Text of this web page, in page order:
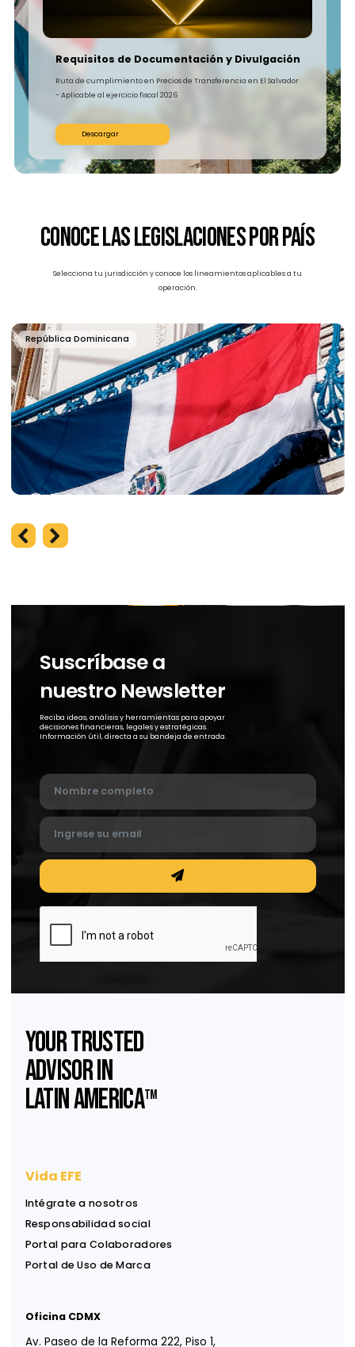
Costo De Intermediación.
Acondicionamiento, Flete Y Seguro.
Naturaleza Física Y De Contenido.
Diferencias De Fecha De Celebración De Las
Transacciones.
Implementación de BEPS en El
Salvador
Última actualización: Febrero 2025
Ver detalles de cumplimiento
México Honduras
Ruta de cumplimiento en Precios de Transferencia en El Salvador
Descargar
Conoce Las Legislaciones Por País
Selecciona tu jurisdicción y conoce los lineamientos aplicables a tu